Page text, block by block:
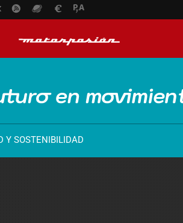
Y SOSTENIBILIDAD